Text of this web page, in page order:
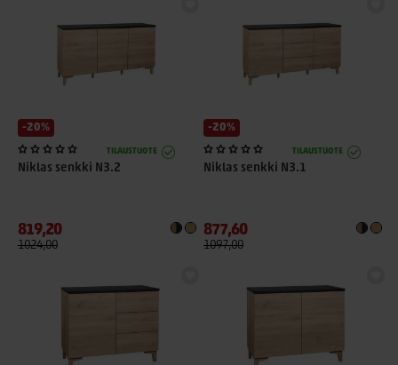
-20%
TILAUSTUOTE
Niklas senkki N3.2
819,20
1024,00
-20%
TILAUSTUOTE
Niklas senkki N3.1
877,60
1097,00